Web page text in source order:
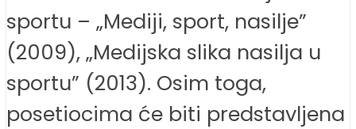
sportu – „Mediji, sport, nasilje”
(2009), „Medijska slika nasilja u
sportu” (2013). Osim toga,
posetiocima će biti predstavljena